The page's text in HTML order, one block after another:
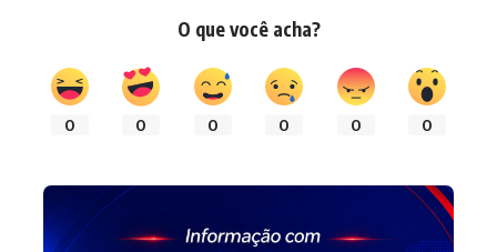
O que você acha?
0 0 0 0 0 0